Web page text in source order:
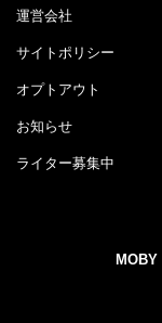
運営会社
サイトポリシー
オプトアウト
お知らせ
ライター募集中
MOBY